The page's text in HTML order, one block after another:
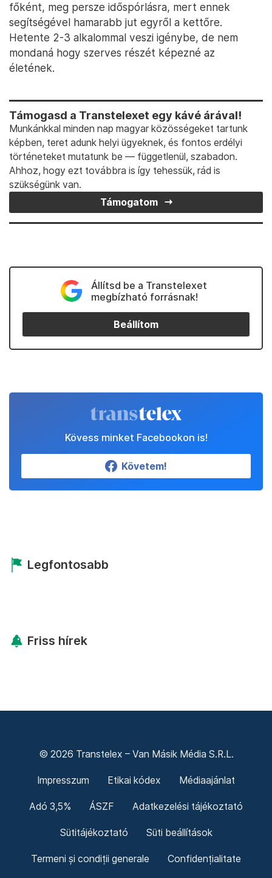
főként, meg persze időspórlásra, mert ennek
segítségével hamarabb jut egyről a kettőre.
Hetente 2-3 alkalommal veszi igénybe, de nem
mondaná hogy szerves részét képezné az
életének.
Támogasd a Transtelexet egy kávé árával!
Munkánkkal minden nap magyar közösségeket tartunk
képben, teret adunk helyi ügyeknek, és fontos erdélyi
történeteket mutatunk be — függetlenül, szabadon.
Ahhoz, hogy ezt továbbra is így tehessük, rád is
szükségünk van.
Támogatom
Állítsd be a Transtelexet
megbízható forrásnak!
Beállítom
Kövess minket Facebookon is!
Követem!
Legfontosabb
Friss hírek
© 2026 Transtelex – Van Másik Média S.R.L.
Impresszum Etikai kódex Médiaajánlat
Adó 3,5% ÁSZF Adatkezelési tájékoztató
Sütitájékoztató Süti beállítások
Termeni și condiții generale Confidențialitate